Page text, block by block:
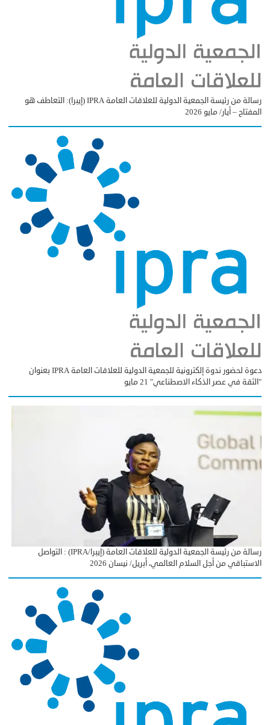
رسالة من رئيسة الجمعية الدولية للعلاقات العامة IPRA (إيبرا): التعاطف هو
المفتاح – أيار/ مايو 2026
دعوة لحضور ندوة إلكترونية للجمعية الدولية للعلاقات العامة IPRA بعنوان
"الثقة في عصر الذكاء الاصطناعي" 21 مايو
رسالة من رئيسة الجمعية الدولية للعلاقات العامة (إيبرا/IPRA) : التواصل
الاستباقي من أجل السلام العالمي، أبريل/ نيسان 2026